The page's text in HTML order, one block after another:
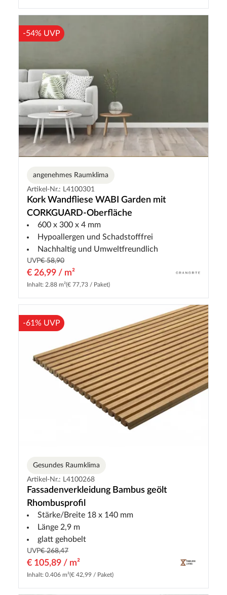
-54% UVP
angenehmes Raumklima
Artikel-Nr.: L4100301
Kork Wandfliese WABI Garden mit
CORKGUARD-Oberfläche
600 x 300 x 4 mm
Hypoallergen und Schadstofffrei
Nachhaltig und Umweltfreundlich
UVP€ 58,90
€ 26,99 / m²
Inhalt: 2.88 m²(€ 77,73 / Paket)
-61% UVP
Gesundes Raumklima
Artikel-Nr.: L4100268
Fassadenverkleidung Bambus geölt
Rhombusprofil
Stärke/Breite 18 x 140 mm
Länge 2,9 m
glatt gehobelt
UVP€ 268,47
€ 105,89 / m²
Inhalt: 0.406 m²(€ 42,99 / Paket)